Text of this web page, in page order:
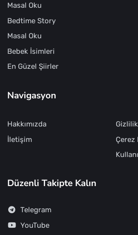
Masal Oku
Bedtime Story
Masal Oku
Bebek İsimleri
En Güzel Şiirler
Navigasyon
Hakkımızda
İletişim
Çerez
Düzenli Takipte Kalın
Telegram
YouTube